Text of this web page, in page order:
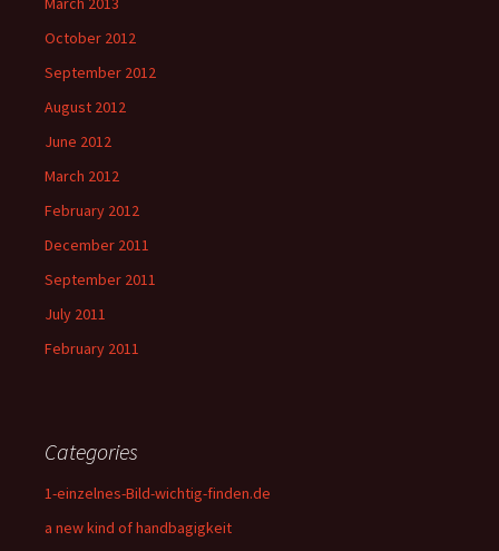
October 2012
September 2012
August 2012
June 2012
March 2012
February 2012
December 2011
September 2011
July 2011
February 2011
Categories
1-einzelnes-Bild-wichtig-finden.de
a new kind of handbagigkeit